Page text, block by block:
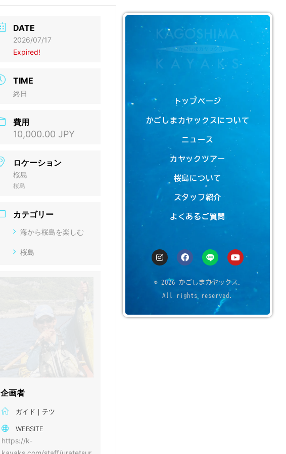
トップページ
かごしまカヤックスについて
ニュース
カヤックツアー
桜島について
スタッフ紹介
よくあるご質問
© 2026 かごしまカヤックス.
All rights reserved.
DATE
2026/07/17
Expired!
TIME
終日
費用
10,000.00 JPY
ロケーション
桜島
桜島
カテゴリー
海から桜島を楽しむ
桜島
企画者
ガイド｜テツ
WEBSITE
https://k-